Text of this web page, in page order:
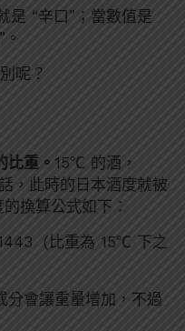
是 “辛口”；當數值是
呢？
比重。 15℃ 的酒，
，此時的日本酒度就被
換算公式如下：
(比重為 15℃ 下之
分會讓重量增加，不過